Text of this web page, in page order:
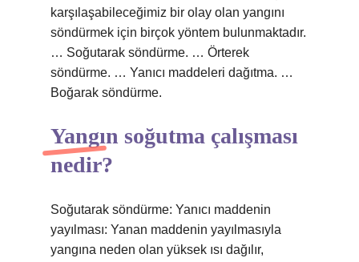
karşılaşabileceğimiz bir olay olan yangını
söndürmek için birçok yöntem bulunmaktadır.
… Soğutarak söndürme. … Örterek
söndürme. … Yanıcı maddeleri dağıtma. …
Boğarak söndürme.
Yangın soğutma çalışması
nedir?
Soğutarak söndürme: Yanıcı maddenin
yayılması: Yanan maddenin yayılmasıyla
yangına neden olan yüksek ısı dağılır,